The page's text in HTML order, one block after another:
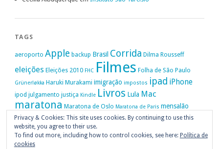
TAGS
aeroporto Apple backup Brasil Corrida Dilma Rousseff
eleições Eleições 2010 FHC Filmes Folha de São Paulo
Grünerløkka Haruki Murakami imigração impostos ipad iPhone
ipod julgamento justiça Kindle Livros Lula Mac
maratona Maratona de Oslo Maratona de Paris mensalão
movimento passe livre música nike Noruega OAB OiOsloPolítica
Portugal Privacidade protestos PT
Vitória da Conquista
Privacy & Cookies: This site uses cookies. By continuing to use this
website, you agree to their use.
To find out more, including how to control cookies, see here: Política de
cookies